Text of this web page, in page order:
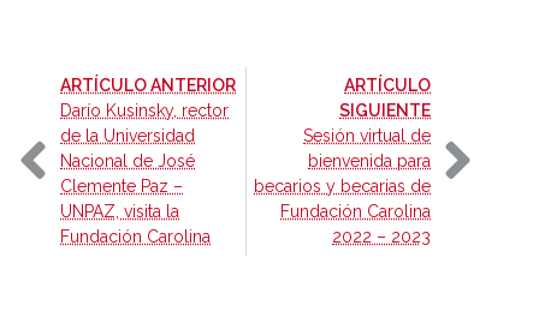
ARTÍCULO ANTERIOR-
Darío Kusinsky, rector
de la Universidad
Nacional de José
Clemente Paz –
UNPAZ, visita la
Fundación Carolina
ARTÍCULO
SIGUIENTE-
Sesión virtual de
bienvenida para
becarios y becarias de
Fundación Carolina
2022 – 2023